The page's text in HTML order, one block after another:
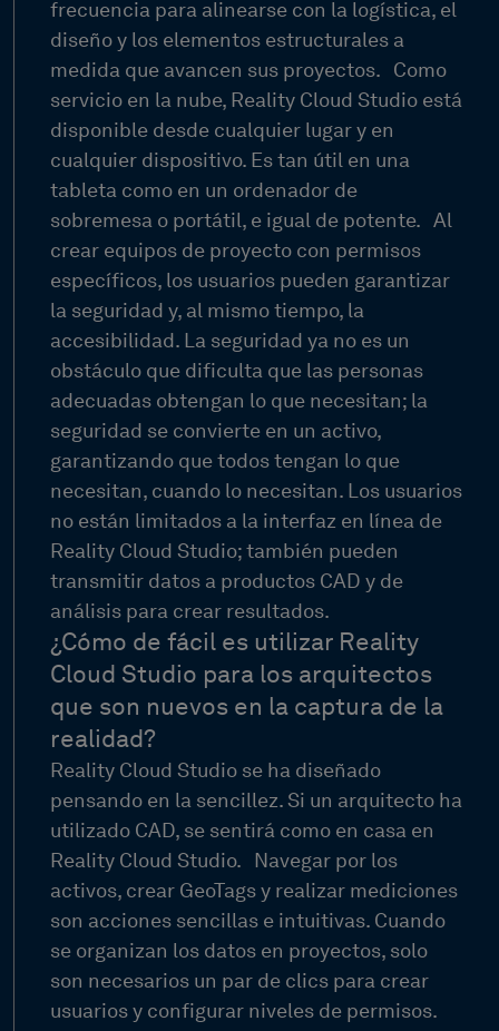
frecuencia para alinearse con la logística, el
diseño y los elementos estructurales a
medida que avancen sus proyectos.
Como
servicio en la nube, Reality Cloud Studio está
disponible desde cualquier lugar y en
cualquier dispositivo. Es tan útil en una
tableta como en un ordenador de
sobremesa o portátil, e igual de potente.
Al
crear equipos de proyecto con permisos
específicos, los usuarios pueden garantizar
la seguridad y, al mismo tiempo, la
accesibilidad. La seguridad ya no es un
obstáculo que dificulta que las personas
adecuadas obtengan lo que necesitan; la
seguridad se convierte en un activo,
garantizando que todos tengan lo que
necesitan, cuando lo necesitan. Los usuarios
no están limitados a la interfaz en línea de
Reality Cloud Studio; también pueden
transmitir datos a productos CAD y de
análisis para crear resultados.
¿Cómo de fácil es utilizar Reality
Cloud Studio para los arquitectos
que son nuevos en la captura de la
realidad?
Reality Cloud Studio se ha diseñado
pensando en la sencillez. Si un arquitecto ha
utilizado CAD, se sentirá como en casa en
Reality Cloud Studio.
Navegar por los
activos, crear GeoTags y realizar mediciones
son acciones sencillas e intuitivas. Cuando
se organizan los datos en proyectos, solo
son necesarios un par de clics para crear
usuarios y configurar niveles de permisos.